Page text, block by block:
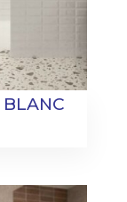
BLANC